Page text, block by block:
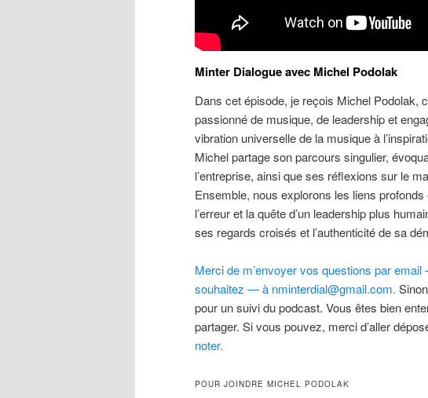
Minter Dialogue avec Michel Podolak
Dans cet épisode, je reçois Michel Podolak,
passionné de musique, de leadership et
vibration universelle de la musique à
Michel partage son parcours singulier,
l’entreprise, ainsi que ses réflexions sur le
Ensemble, nous explorons les liens
l’erreur et la quête d’un leadership plus
ses regards croisés et l’authenticité de sa
Merci de m’envoyer vos questions par
souhaitez — à nminterdial@gmail.com.
pour un suivi du podcast. Vous êtes bien
partager. Si vous pouvez, merci d’aller
noter.
POUR JOINDRE MICHEL PODOLAK